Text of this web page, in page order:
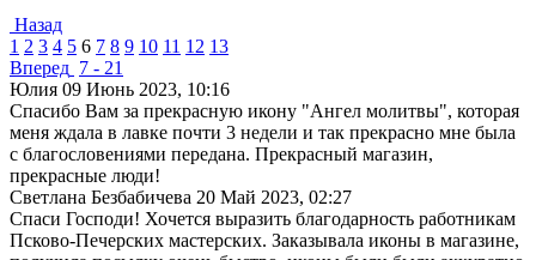
Назад
1 2 3 4 5 6 7 8 9 10 11 12 13
Вперед 7 - 21
Юлия 09 Июнь 2023, 10:16
Спасибо Вам за прекрасную икону "Ангел молитвы", которая
меня ждала в лавке почти 3 недели и так прекрасно мне была
с благословениями передана. Прекрасный магазин,
прекрасные люди!
Светлана Безбабичева 20 Май 2023, 02:27
Спаси Господи! Хочется выразить благодарность работникам
Псково-Печерских мастерских. Заказывала иконы в магазине,